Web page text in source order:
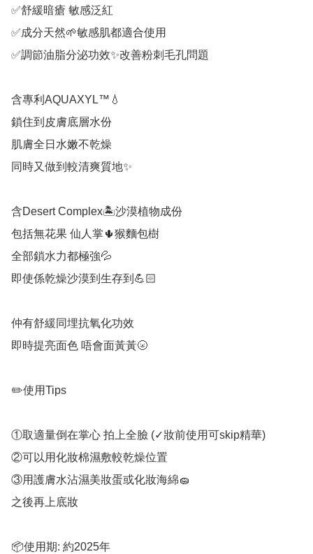
✅舒緩暗瘡 敏感泛紅
✅成分天然🌱敏感肌都適合使用
✅調節油脂分泌功效✨改善粉刺毛孔問題
含專利AQUAXYL™️💧
鎖住到皮膚底層水份
肌膚全日水嫩不乾燥
同時又做到較清爽質地✨
含Desert Complex🏝沙漠植物成份
包括無花果 仙人掌🌵猴麵包樹
全部鎖水力都極強💦
即使係乾燥沙漠到生存到💪🏻
仲有舒緩同埋抗氧化功效
即時提亮面色 唔會面黃黃🌝
✏️使用Tips
①取適量倒在掌心 拍上全臉 (✓妝前使用可skip精華)
②可以用化妝棉濕敷較乾燥位置
③用護膚水沾濕美妝蛋或化妝海綿🧽
之後再上底妝
📦使用期: 約2025年